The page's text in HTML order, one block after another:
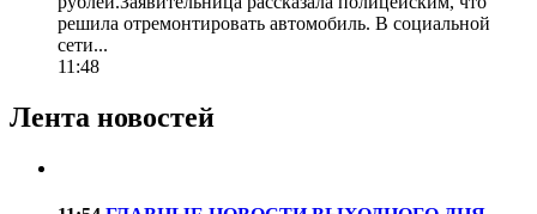
решила отремонтировать автомобиль. В социальной
сети...
11:48
Лента новостей